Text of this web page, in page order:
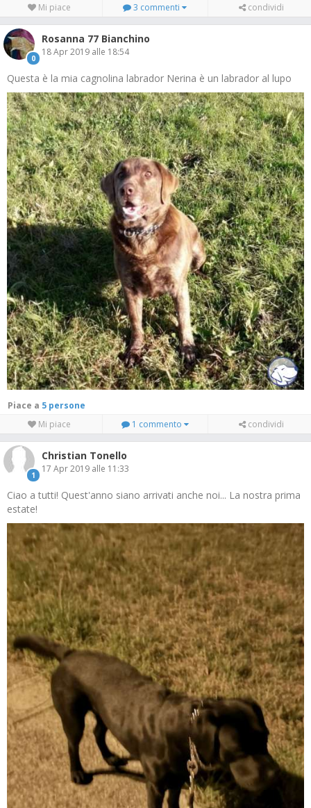
Mi piace 3 commenti condividi
0
Rosanna 77 Bianchino
18 Apr 2019 alle 18:54
Questa è la mia cagnolina labrador Nerina è un labrador al lupo
Piace a
5 persone
Mi piace
1 commento condividi
1
Christian Tonello
17 Apr 2019 alle 11:33
Ciao a tutti! Quest'anno siano arrivati anche noi... La nostra prima
estate!